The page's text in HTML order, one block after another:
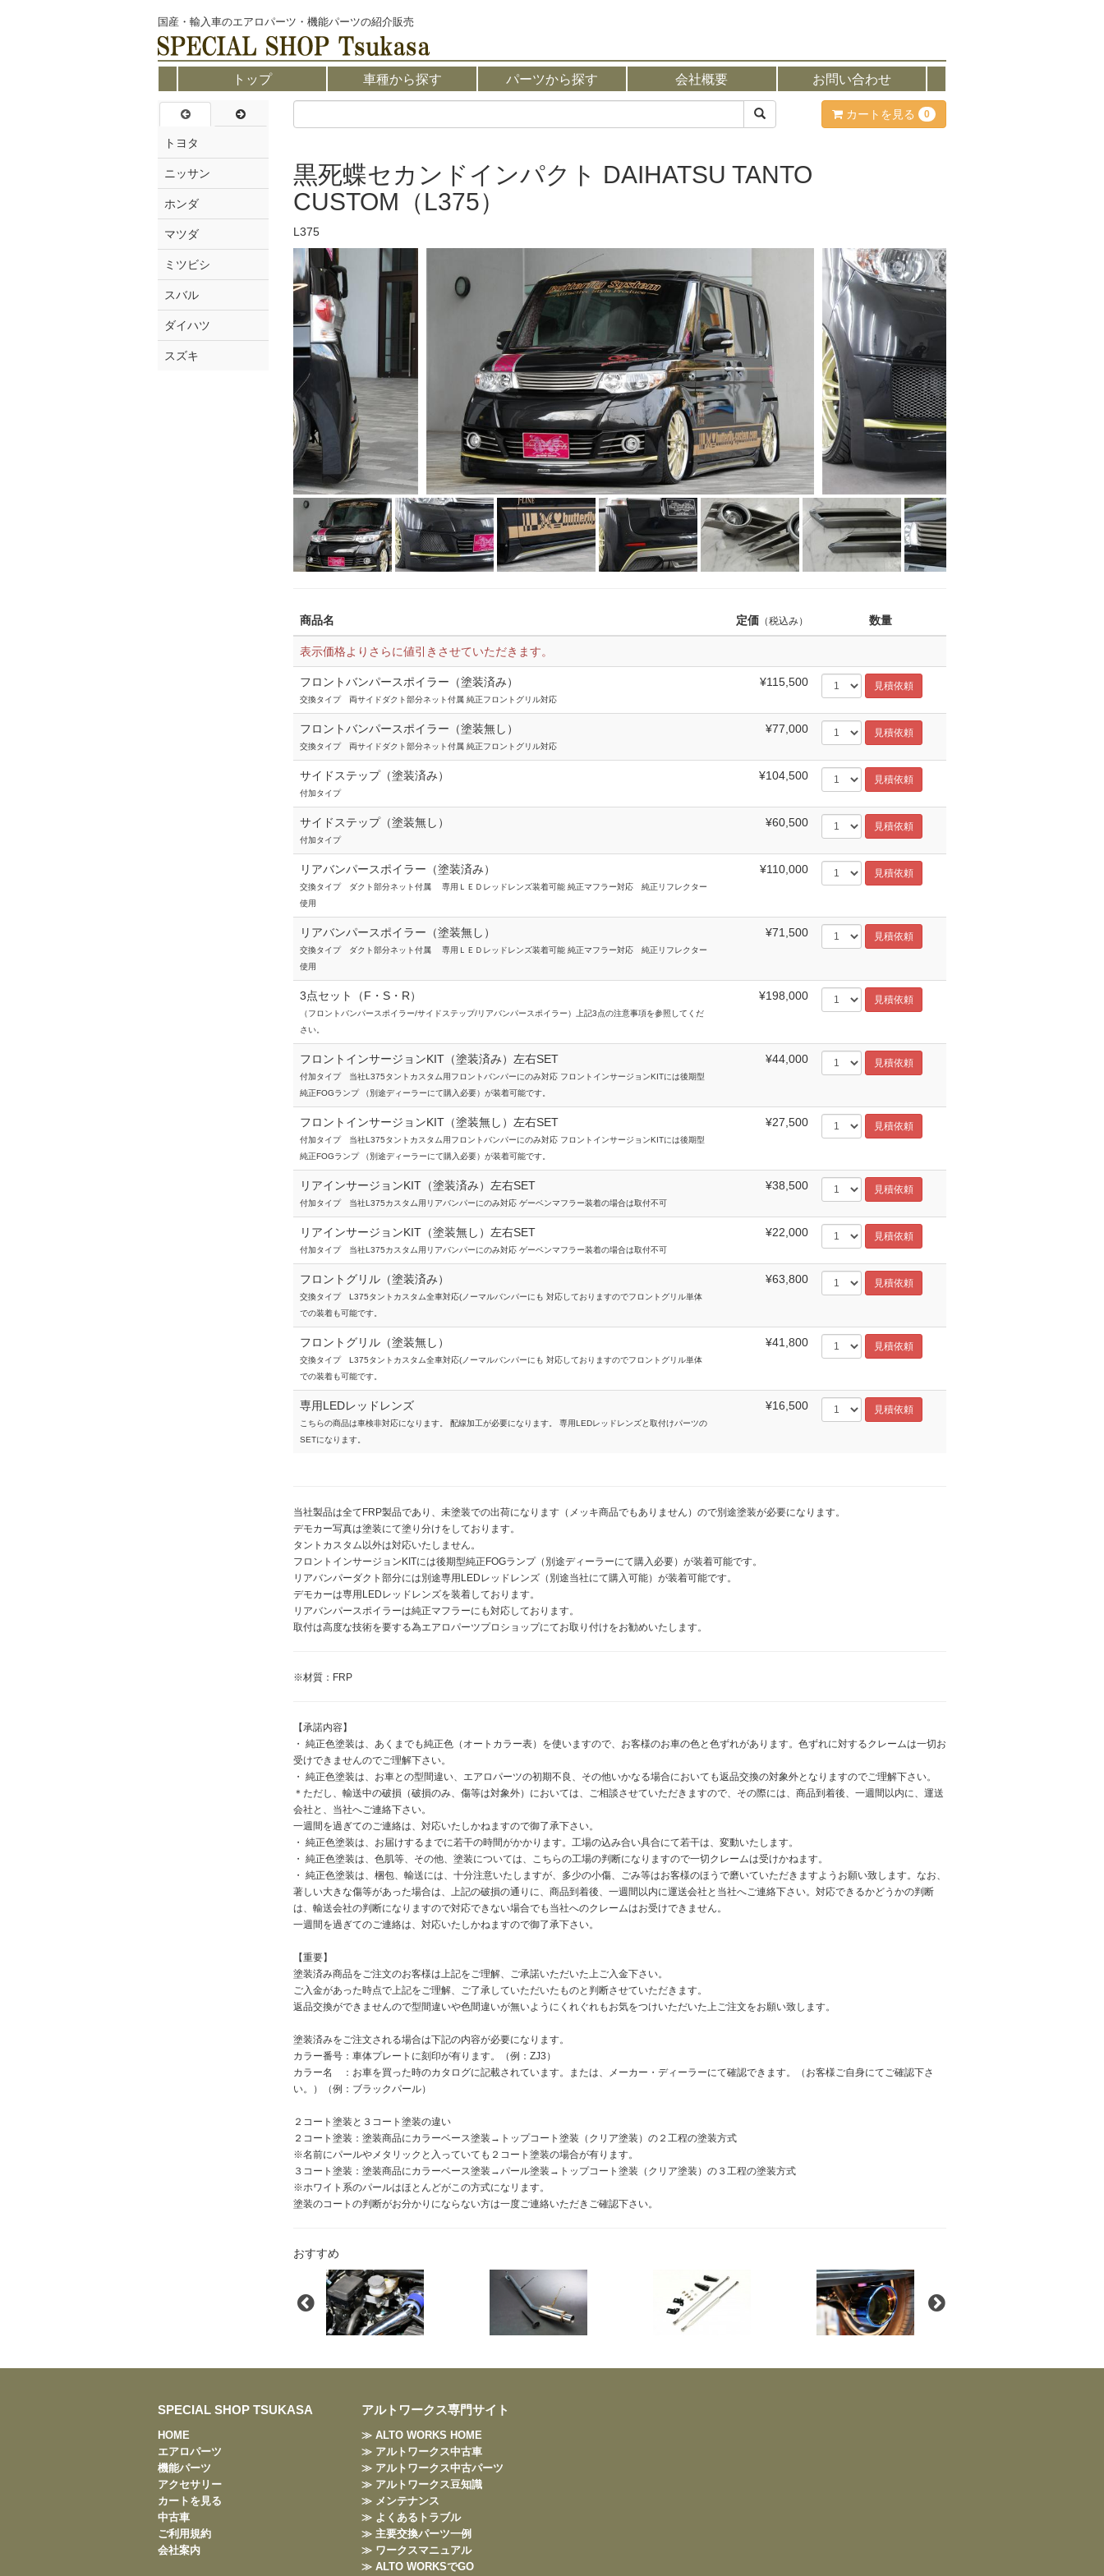
国産・輸入車のエアロパーツ・機能パーツの紹介販売
トップ 車種から探す パーツから探す 会社概要 お問い合わせ
トヨタ
ニッサン
ホンダ
マツダ
ミツビシ
スバル
ダイハツ
スズキ
カートを見る 0
黒死蝶セカンドインパクト DAIHATSU TANTO
CUSTOM（L375）
L375
商品名 定価 （税込み） 数量
表示価格よりさらに値引きさせていただきます。
フロントバンパースポイラー（塗装済み）
交換タイプ 両サイドダクト部分ネット付属 純正フロントグリル対応
¥115,500
フロントバンパースポイラー（塗装無し）
交換タイプ 両サイドダクト部分ネット付属 純正フロントグリル対応
¥77,000
サイドステップ（塗装済み）
付加タイプ
¥104,500
サイドステップ（塗装無し）
付加タイプ
¥60,500
リアバンパースポイラー（塗装済み）
交換タイプ ダクト部分ネット付属 専用ＬＥＤレッドレンズ装着可能 純正マフラー対応 純正リフレクター
使用
¥110,000
リアバンパースポイラー（塗装無し）
交換タイプ ダクト部分ネット付属 専用ＬＥＤレッドレンズ装着可能 純正マフラー対応 純正リフレクター
使用
¥71,500
3点セット（F・S・R）
（フロントバンパースポイラー/サイドステップ/リアバンパースポイラー）上記3点の注意事項を参照してくだ
さい。
¥198,000
フロントインサージョンKIT（塗装済み）左右SET
付加タイプ 当社L375タントカスタム用フロントバンパーにのみ対応 フロントインサージョンKITには後期型
純正FOGランプ （別途ディーラーにて購入必要）が装着可能です。
¥44,000
フロントインサージョンKIT（塗装無し）左右SET
付加タイプ 当社L375タントカスタム用フロントバンパーにのみ対応 フロントインサージョンKITには後期型
純正FOGランプ （別途ディーラーにて購入必要）が装着可能です。
¥27,500
リアインサージョンKIT（塗装済み）左右SET
付加タイプ 当社L375カスタム用リアバンパーにのみ対応 ゲーベンマフラー装着の場合は取付不可
¥38,500
リアインサージョンKIT（塗装無し）左右SET
付加タイプ 当社L375カスタム用リアバンパーにのみ対応 ゲーベンマフラー装着の場合は取付不可
¥22,000
フロントグリル（塗装済み）
交換タイプ L375タントカスタム全車対応(ノーマルバンパーにも 対応しておりますのでフロントグリル単体
での装着も可能です。
¥63,800
フロントグリル（塗装無し）
交換タイプ L375タントカスタム全車対応(ノーマルバンパーにも 対応しておりますのでフロントグリル単体
での装着も可能です。
¥41,800
専用LEDレッドレンズ
こちらの商品は車検非対応になります。 配線加工が必要になります。 専用LEDレッドレンズと取付けパーツの
SETになります。
¥16,500
当社製品は全てFRP製品であり、未塗装での出荷になります（メッキ商品でもありません）ので別途塗装が必要になります。
デモカー写真は塗装にて塗り分けをしております。
タントカスタム以外は対応いたしません。
フロントインサージョンKITには後期型純正FOGランプ（別途ディーラーにて購入必要）が装着可能です。
リアバンパーダクト部分には別途専用LEDレッドレンズ（別途当社にて購入可能）が装着可能です。
デモカーは専用LEDレッドレンズを装着しております。
リアバンパースポイラーは純正マフラーにも対応しております。
取付は高度な技術を要する為エアロパーツプロショップにてお取り付けをお勧めいたします。
※材質：FRP
【承諾内容】
・ 純正色塗装は、あくまでも純正色（オートカラー表）を使いますので、お客様のお車の色と色ずれがあります。色ずれに対するクレームは一切お
受けできませんのでご理解下さい。
・ 純正色塗装は、お車との型間違い、エアロパーツの初期不良、その他いかなる場合においても返品交換の対象外となりますのでご理解下さい。
＊ただし、輸送中の破損（破損のみ、傷等は対象外）においては、ご相談させていただきますので、その際には、商品到着後、一週間以内に、運送
会社と、当社へご連絡下さい。
一週間を過ぎてのご連絡は、対応いたしかねますので御了承下さい。
・ 純正色塗装は、お届けするまでに若干の時間がかかります。工場の込み合い具合にて若干は、変動いたします。
・ 純正色塗装は、色肌等、その他、塗装については、こちらの工場の判断になりますので一切クレームは受けかねます。
・ 純正色塗装は、梱包、輸送には、十分注意いたしますが、多少の小傷、ごみ等はお客様のほうで磨いていただきますようお願い致します。なお、
著しい大きな傷等があった場合は、上記の破損の通りに、商品到着後、一週間以内に運送会社と当社へご連絡下さい。対応できるかどうかの判断
は、輸送会社の判断になりますので対応できない場合でも当社へのクレームはお受けできません。
一週間を過ぎてのご連絡は、対応いたしかねますので御了承下さい。
【重要】
塗装済み商品をご注文のお客様は上記をご理解、ご承諾いただいた上ご入金下さい。
ご入金があった時点で上記をご理解、ご了承していただいたものと判断させていただきます。
返品交換ができませんので型間違いや色間違いが無いようにくれぐれもお気をつけいただいた上ご注文をお願い致します。
塗装済みをご注文される場合は下記の内容が必要になります。
カラー番号：車体プレートに刻印が有ります。（例：ZJ3）
カラー名 ：お車を買った時のカタログに記載されています。または、メーカー・ディーラーにて確認できます。（お客様ご自身にてご確認下さ
い。）（例：ブラックパール）
２コート塗装と３コート塗装の違い
２コート塗装：塗装商品にカラーベース塗装→トップコート塗装（クリア塗装）の２工程の塗装方式
※名前にパールやメタリックと入っていても２コート塗装の場合が有ります。
３コート塗装：塗装商品にカラーベース塗装→パール塗装→トップコート塗装（クリア塗装）の３工程の塗装方式
※ホワイト系のパールはほとんどがこの方式になリます。
塗装のコートの判断がお分かりにならない方は一度ご連絡いただきご確認下さい。
おすすめ
SPECIAL SHOP TSUKASA
HOME
エアロパーツ
機能パーツ
アクセサリー
カートを見る
中古車
ご利用規約
会社案内
アルトワークス専門サイト
≫ ALTO WORKS HOME
≫ アルトワークス中古車
≫ アルトワークス中古パーツ
≫ アルトワークス豆知識
≫ メンテナンス
≫ よくあるトラブル
≫ 主要交換パーツ一例
≫ ワークスマニュアル
≫ ALTO WORKSでGO